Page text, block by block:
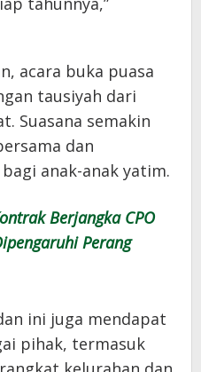
acara buka puasa
tausiyah dari
Suasana semakin
dan
anak-anak yatim.
Berjangka CPO
Perang
ini juga mendapat
pihak, termasuk